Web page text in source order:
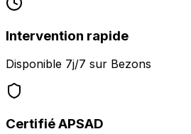
Intervention rapide
Disponible 7j/7 sur Bezons
Certifié APSAD